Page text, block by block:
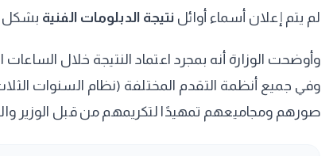
لم يتم إعلان أسماء أوائل نتيجة الدبلومات الفنية بشكل
​وأوضحت الوزارة أنه بمجرد اعتماد النتيجة خلال
وفي جميع أنظمة التقدم المختلفة (نظام السنوات
صورهم ومجاميعهم تمهيدًا لتكريمهم من قبل الوزير